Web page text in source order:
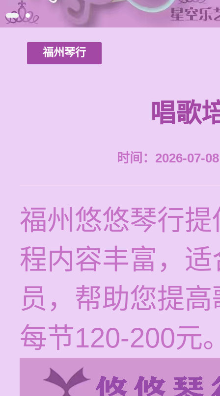
福州琴行
唱歌
时间：2026-07-
福州悠悠琴行
程内容丰富，
员，帮助您提
每节120-200元